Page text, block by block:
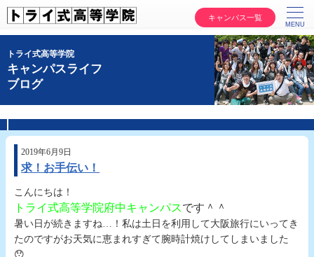
キャンパス一覧
トライ式高等学院
キャンパスライフ
ブログ
2019年6月9日
求！お手伝い！
こんにちは！
トライ式高等学院府中キャンパスです＾＾
暑い日が続きますね…！私は土日を利用して大阪旅行にいってき
たのですがお天気に恵まれすぎて腕時計焼けしてしまいました
😯